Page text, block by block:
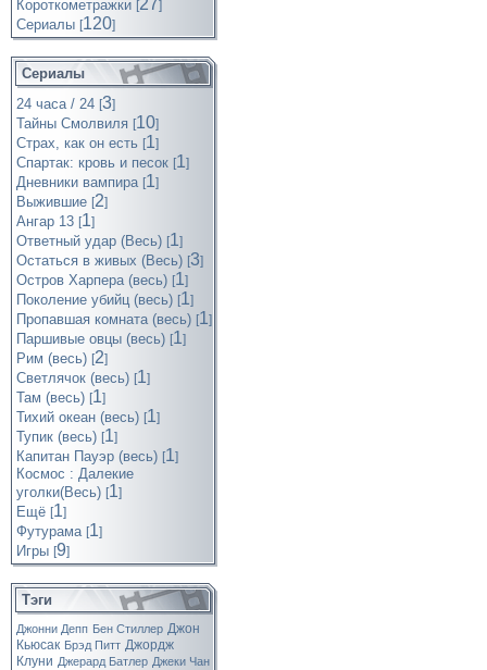
Короткометражки [27]
Cериалы [120]
Сериалы
24 часа / 24 [3]
Тайны Смолвиля [10]
Страх, как он есть [1]
Спартак: кровь и песок [1]
Дневники вампира [1]
Выжившие [2]
Ангар 13 [1]
Ответный удар (Весь) [1]
Остаться в живых (Весь) [3]
Остров Харпера (весь) [1]
Поколение убийц (весь) [1]
Пропавшая комната (весь) [1]
Паршивые овцы (весь) [1]
Рим (весь) [2]
Светлячок (весь) [1]
Там (весь) [1]
Тихий океан (весь) [1]
Тупик (весь) [1]
Капитан Пауэр (весь) [1]
Космос : Далекие
уголки(Весь) [1]
Ещё [1]
Футурама [1]
Игры [9]
Тэги
Джонни Депп Бен Стиллер Джон
Кьюсак Брэд Питт Джордж
Клуни Джерард Батлер Джеки Чан